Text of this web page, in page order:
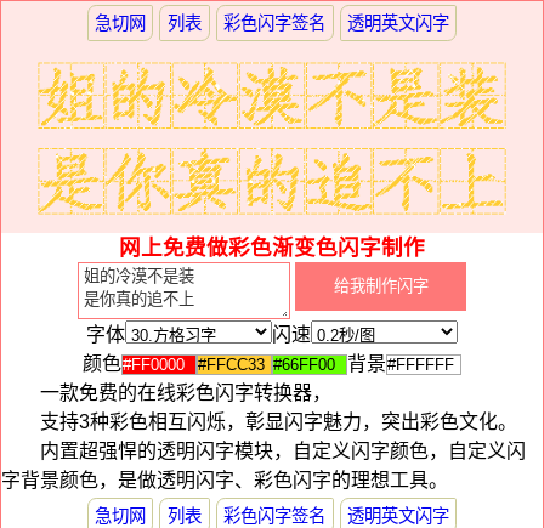
急切网 列表 彩色闪字签名 透明英文闪字
网上免费做彩色渐变色闪字制作
字体
闪速
颜色
背景
一款免费的在线彩色闪字转换器，
支持3种彩色相互闪烁，彰显闪字魅力，突出彩色文化。
内置超强悍的透明闪字模块，自定义闪字颜色，自定义闪
字背景颜色，是做透明闪字、彩色闪字的理想工具。
急切网 列表 彩色闪字签名 透明英文闪字